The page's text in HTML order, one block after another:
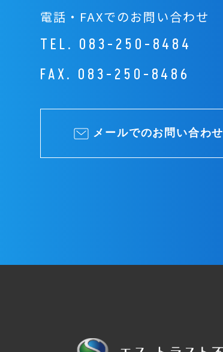
電話・FAXでのお問い合わせ
TEL. 083-250-8484
FAX. 083-250-8486
メールでのお問い合わせ